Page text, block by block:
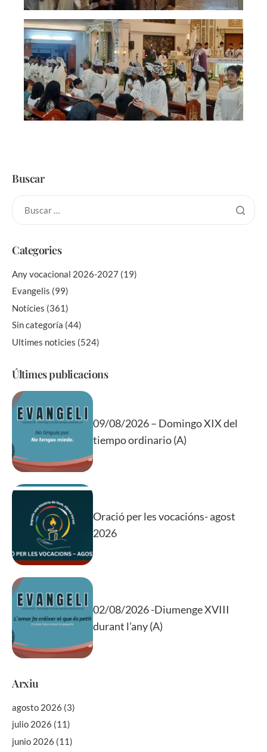
Buscar
Categories
Any vocacional 2026-2027 (19)
Evangelis (99)
Notícies (361)
Sin categoría (44)
Ultimes noticies (524)
Últimes publicacions
09/08/2026 – Domingo XIX del
tiempo ordinario (A)
Oració per les vocacións- agost
2026
02/08/2026 -Diumenge XVIII
durant l’any (A)
Arxiu
agosto 2026 (3)
julio 2026 (11)
junio 2026 (11)